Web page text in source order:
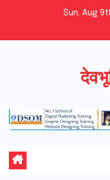
content
Sun. Aug